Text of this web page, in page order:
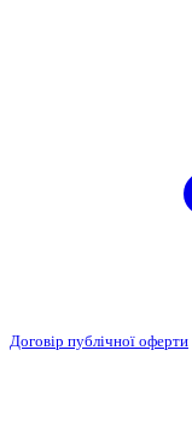
Договір публічної оферти